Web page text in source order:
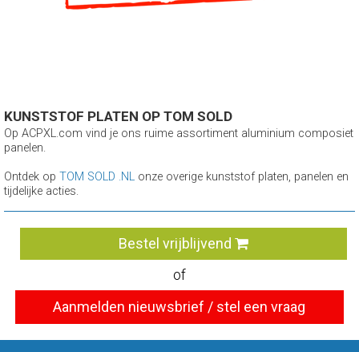
KUNSTSTOF PLATEN OP TOM SOLD
Op ACPXL.com vind je ons ruime assortiment aluminium composiet
panelen.
Ontdek op TOM SOLD .NL onze overige kunststof platen, panelen en
tijdelijke acties.
Bestel vrijblijvend
of
Aanmelden nieuwsbrief / stel een vraag